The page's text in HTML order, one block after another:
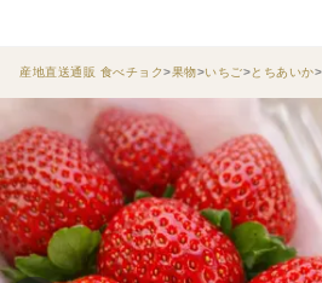
産地直送通販 食べチョク 果物 いちご とちあいか